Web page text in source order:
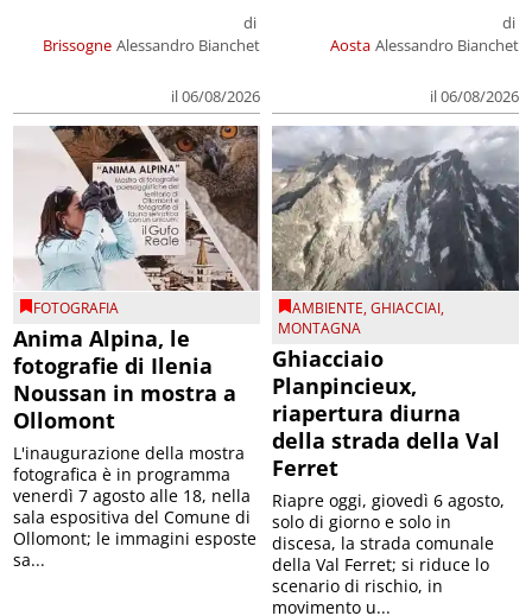
Brissogne
di
Alessandro Bianchet
il 06/08/2026
Aosta
di
Alessandro Bianchet
il 06/08/2026
FOTOGRAFIA
Anima Alpina, le
fotografie di Ilenia
Noussan in mostra a
Ollomont
L'inaugurazione della mostra
fotografica è in programma
venerdì 7 agosto alle 18, nella
sala espositiva del Comune di
Ollomont; le immagini esposte
sa...
AMBIENTE,GHIACCIAI,
MONTAGNA
Ghiacciaio
Planpincieux,
riapertura diurna
della strada della Val
Ferret
Riapre oggi, giovedì 6 agosto,
solo di giorno e solo in
discesa, la strada comunale
della Val Ferret; si riduce lo
scenario di rischio, in
movimento u...